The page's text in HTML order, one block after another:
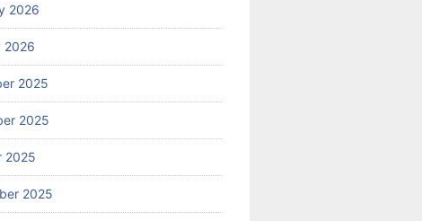
2026
2026
2025
2025
2025
2025